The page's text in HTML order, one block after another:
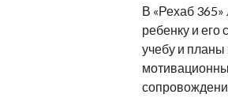
В «Рехаб 365»
ребенку и
учебу и